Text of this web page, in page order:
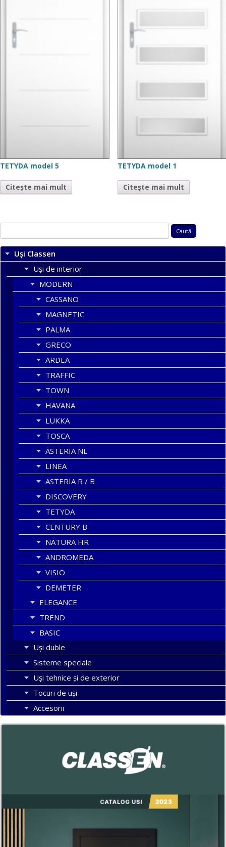
TETYDA model 5
Citește mai mult
TETYDA model 1
Citește mai mult
după:
Uși Classen
Uși de interior
MODERN
CASSANO
MAGNETIC
PALMA
GRECO
ARDEA
TRAFFIC
TOWN
HAVANA
LUKKA
TOSCA
ASTERIA NL
LINEA
ASTERIA R / B
DISCOVERY
TETYDA
CENTURY B
NATURA HR
ANDROMEDA
VISIO
DEMETER
ELEGANCE
TREND
BASIC
Uşi duble
Sisteme speciale
Uși tehnice și de exterior
Tocuri de uși
Accesorii